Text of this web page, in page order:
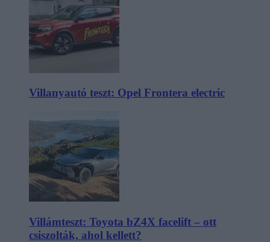
Villanyautó teszt: Opel Frontera electric
Villámteszt: Toyota bZ4X facelift – ott
csiszolták, ahol kellett?